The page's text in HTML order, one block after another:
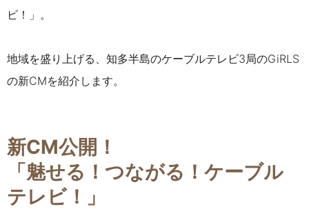
ビ！」。
地域を盛り上げる、知多半島のケーブルテレビ3局のGiRLS
の新CMを紹介します。
新CM公開！
「魅せる！つながる！ケーブル
テレビ！
」